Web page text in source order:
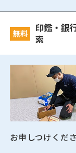
無料
印鑑・銀
索
お申しつけくださ